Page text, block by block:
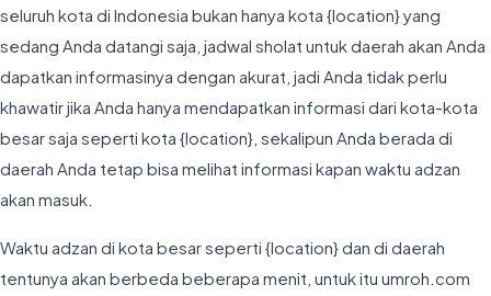
seluruh kota di Indonesia bukan hanya kota {location} yang
sedang Anda datangi saja, jadwal sholat untuk daerah akan Anda
dapatkan informasinya dengan akurat, jadi Anda tidak perlu
khawatir jika Anda hanya mendapatkan informasi dari kota-kota
besar saja seperti kota {location}, sekalipun Anda berada di
daerah Anda tetap bisa melihat informasi kapan waktu adzan
akan masuk.
Waktu adzan di kota besar seperti {location} dan di daerah
tentunya akan berbeda beberapa menit, untuk itu umroh.com